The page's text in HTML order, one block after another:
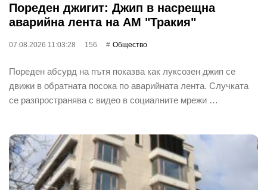
Пореден джигит: Джип в насрещна
аварийна лента на АМ "Тракия"
07.08.2026 11:03:28 156 Общество
Пореден абсурд на пътя показва как луксозен джип се
движи в обратната посока по аварийната лента. Случката
се разпространява с видео в социалните мрежи …